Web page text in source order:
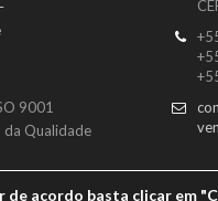
9001
da Qualidade
acordo basta clicar em